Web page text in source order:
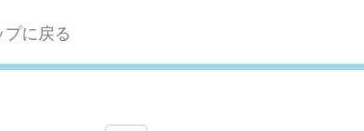
プに戻る